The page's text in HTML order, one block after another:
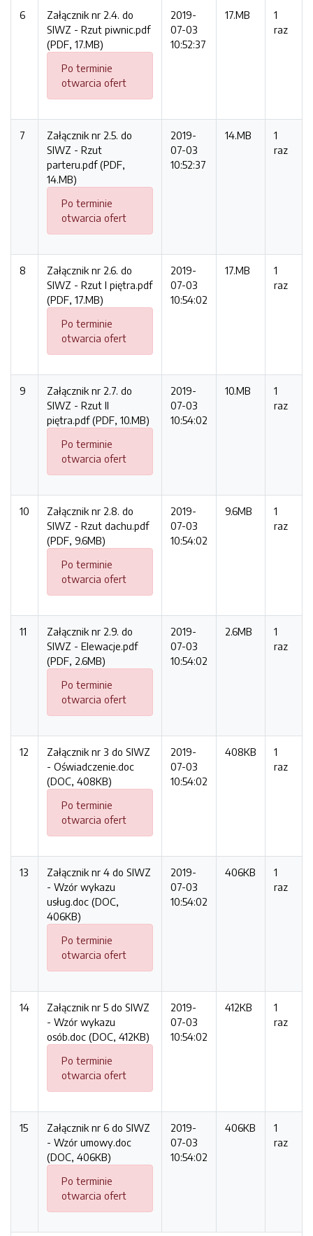
6
Załącznik nr 2.4. do
SIWZ - Rzut piwnic.pdf
(PDF, 17.MB)
Po terminie
otwarcia ofert
2019-
07-03
10:52:37
17.MB
1
raz
7
Załącznik nr 2.5. do
SIWZ - Rzut
parteru.pdf (PDF,
14.MB)
Po terminie
otwarcia ofert
2019-
07-03
10:52:37
14.MB
1
raz
8
Załącznik nr 2.6. do
SIWZ - Rzut I piętra.pdf
(PDF, 17.MB)
Po terminie
otwarcia ofert
2019-
07-03
10:54:02
17.MB
1
raz
9
Załącznik nr 2.7. do
SIWZ - Rzut II
piętra.pdf (PDF, 10.MB)
Po terminie
otwarcia ofert
2019-
07-03
10:54:02
10.MB
1
raz
10
Załącznik nr 2.8. do
SIWZ - Rzut dachu.pdf
(PDF, 9.6MB)
Po terminie
otwarcia ofert
2019-
07-03
10:54:02
9.6MB
1
raz
11
Załącznik nr 2.9. do
SIWZ - Elewacje.pdf
(PDF, 2.6MB)
Po terminie
otwarcia ofert
2019-
07-03
10:54:02
2.6MB
1
raz
12
Załącznik nr 3 do SIWZ
- Oświadczenie.doc
(DOC, 408KB)
Po terminie
otwarcia ofert
2019-
07-03
10:54:02
408KB
1
raz
13
Załącznik nr 4 do SIWZ
- Wzór wykazu
usług.doc (DOC,
406KB)
Po terminie
otwarcia ofert
2019-
07-03
10:54:02
406KB
1
raz
14
Załącznik nr 5 do SIWZ
- Wzór wykazu
osób.doc (DOC, 412KB)
Po terminie
otwarcia ofert
2019-
07-03
10:54:02
412KB
1
raz
15
Załącznik nr 6 do SIWZ
- Wzór umowy.doc
(DOC, 406KB)
Po terminie
otwarcia ofert
2019-
07-03
10:54:02
406KB
1
raz